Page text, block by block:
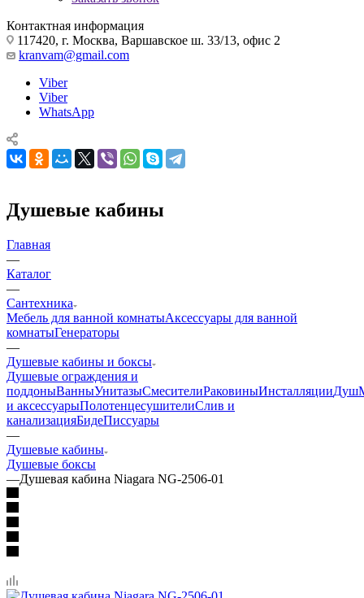
Viber
Viber
Душевые кабины
Главная
—
—
Сантехника
Мебель для ванной комнаты
комнаты
—
Душевые кабины и боксы
Душевые ограждения и
поддоны
и аксессуарыПолотенцесушители
канализацияБидеПиссуары
—
Душевые кабины
Душевые боксы
—